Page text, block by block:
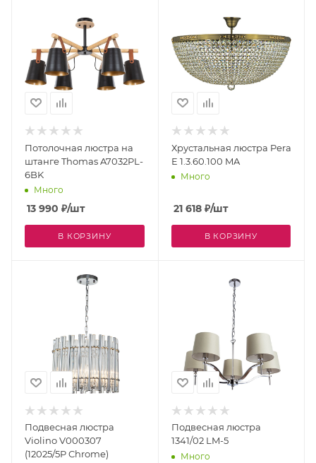
Потолочная люстра на
штанге Thomas A7032PL-
6BK
Много
13 990 ₽/шт
В КОРЗИНУ
Хрустальная люстра Pera
E 1.3.60.100 MA
Много
21 618₽/шт
В КОРЗИНУ
Подвесная люстра
Violino V000307
(12025/5P Chrome)
Подвесная люстра
1341/02 LM-5
Много